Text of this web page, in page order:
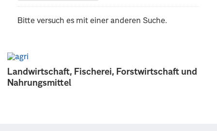
Landwirtschaft, Fischerei, Forstwirtschaft und
Nahrungsmittel
Bitte versuch es mit einer anderen Suche.